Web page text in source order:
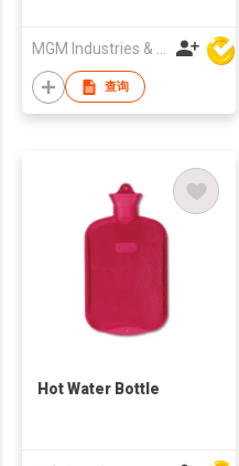
MGM Industries & Company
查询
Hot Water Bottle